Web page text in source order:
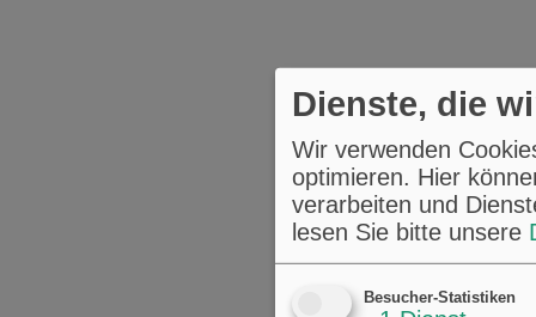
Dienste, die
Wir verwenden
optimieren. Hier
verarbeiten und
lesen Sie bitte unsere
Besucher-Statistiken